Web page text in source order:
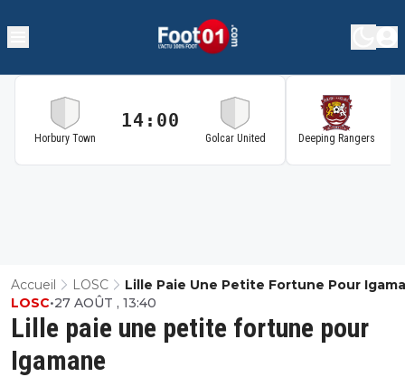
Horbury Town
14:00
Golcar United Deeping Rangers
Accueil LOSC Lille Paie Une Petite Fortune Pour
Lille paie une petite fortune pour
Igamane
LOSC•27 AOÛT , 13:40